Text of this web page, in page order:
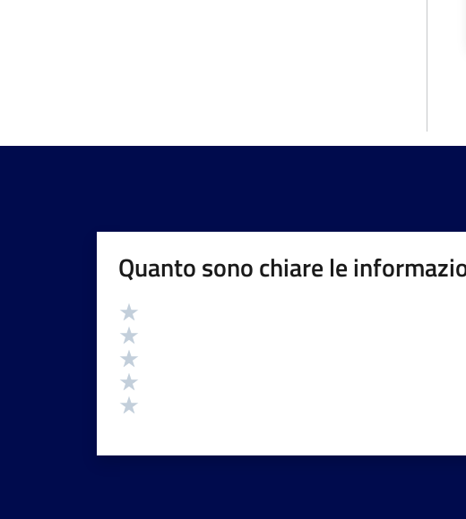
Quanto sono chiare le
Valutazione